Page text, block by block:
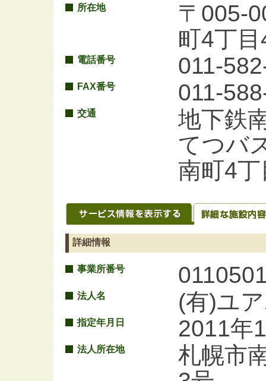
所在地
〒005-
町4丁
電話番号 011-
FAX番号 011-
交通
地下鉄
てつバ
南町4
詳細情報
事業所番号
法人名 (有)ユ
指定年月日 2011年
法人所在地
札幌市